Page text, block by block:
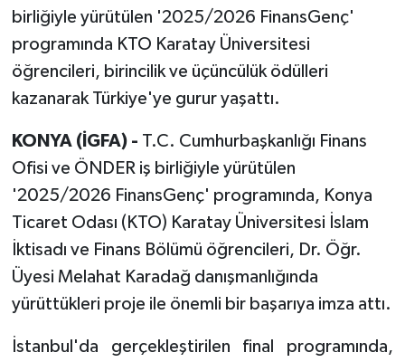
birliğiyle yürütülen '2025/2026 FinansGenç'
programında KTO Karatay Üniversitesi
öğrencileri, birincilik ve üçüncülük ödülleri
kazanarak Türkiye'ye gurur yaşattı.
KONYA (İGFA) - T.C. Cumhurbaşkanlığı Finans
Ofisi ve ÖNDER iş birliğiyle yürütülen
'2025/2026 FinansGenç' programında, Konya
Ticaret Odası (KTO) Karatay Üniversitesi İslam
İktisadı ve Finans Bölümü öğrencileri, Dr. Öğr.
Üyesi Melahat Karadağ danışmanlığında
yürüttükleri proje ile önemli bir başarıya imza attı.
İstanbul'da gerçekleştirilen final programında,